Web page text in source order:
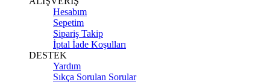
Hesabım
Sepetim
Sipariş Takip
İptal İade Koşulları
DESTEK
Yardım
Sıkça Sorulan Sorular